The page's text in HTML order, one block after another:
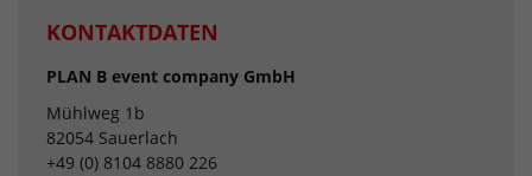
KONTAKTDATEN
PLAN B event company GmbH
Mühlweg 1b
82054 Sauerlach
+49 (0) 8104 8880 226